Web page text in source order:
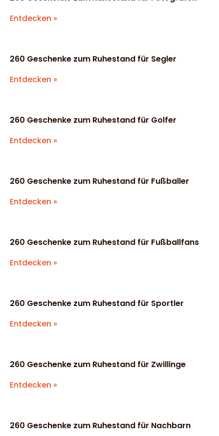
Entdecken »
260 Geschenke zum Ruhestand für Segler
Entdecken »
260 Geschenke zum Ruhestand für Golfer
Entdecken »
260 Geschenke zum Ruhestand für Fußballer
Entdecken »
260 Geschenke zum Ruhestand für Fußballfans
Entdecken »
260 Geschenke zum Ruhestand für Sportler
Entdecken »
260 Geschenke zum Ruhestand für Zwillinge
Entdecken »
260 Geschenke zum Ruhestand für Nachbarn